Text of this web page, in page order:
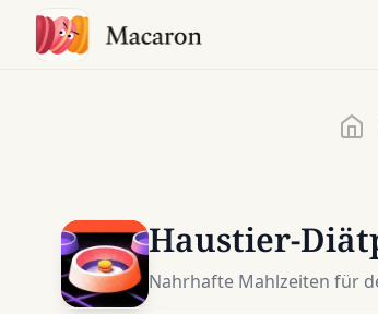
Haustier-
Nahrhafte Mahlzeiten für